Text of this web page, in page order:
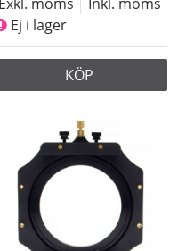
Ej i lager
KÖP